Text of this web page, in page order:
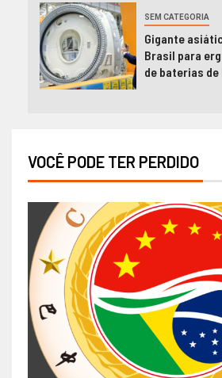
SEM CATEGORIA
Gigante
Brasil para
de baterias de
VOCÊ PODE TER PERDIDO